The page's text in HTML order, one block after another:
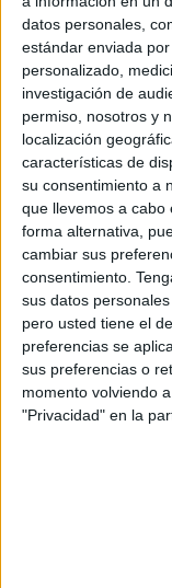
datos personales,
estándar enviada
personalizado,
investigación de
permiso, nosotros y
localización
características de
su consentimiento a
que llevemos a cabo
forma alternativa,
cambiar sus
consentimiento.
sus datos
pero usted tiene el
preferencias se
sus preferencias o
momento volviendo
"Privacidad" en la
seguir creando
crear anuncios
ecosistema
firmemente',
YouTube/Video
1.Rels B X
Quieres Ser X
(ES).